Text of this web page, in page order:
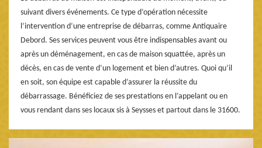
suivant divers événements. Ce type d’opération nécessite
l’intervention d’une entreprise de débarras, comme Antiquaire
Debord. Ses services peuvent vous être indispensables avant ou
après un déménagement, en cas de maison squattée, après un
décès, en cas de vente d’un logement et bien d’autres. Quoi qu’il
en soit, son équipe est capable d’assurer la réussite du
débarrassage. Bénéficiez de ses prestations en l’appelant ou en
vous rendant dans ses locaux sis à Seysses et partout dans le 31600.